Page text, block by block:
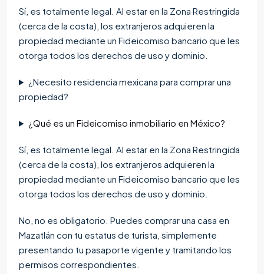
Sí, es totalmente legal. Al estar en la Zona Restringida
(cerca de la costa), los extranjeros adquieren la
propiedad mediante un Fideicomiso bancario que les
otorga todos los derechos de uso y dominio.
¿Necesito residencia mexicana para comprar una
propiedad?
¿Qué es un Fideicomiso inmobiliario en México?
Sí, es totalmente legal. Al estar en la Zona Restringida
(cerca de la costa), los extranjeros adquieren la
propiedad mediante un Fideicomiso bancario que les
otorga todos los derechos de uso y dominio.
No, no es obligatorio. Puedes comprar una casa en
Mazatlán con tu estatus de turista, simplemente
presentando tu pasaporte vigente y tramitando los
permisos correspondientes.